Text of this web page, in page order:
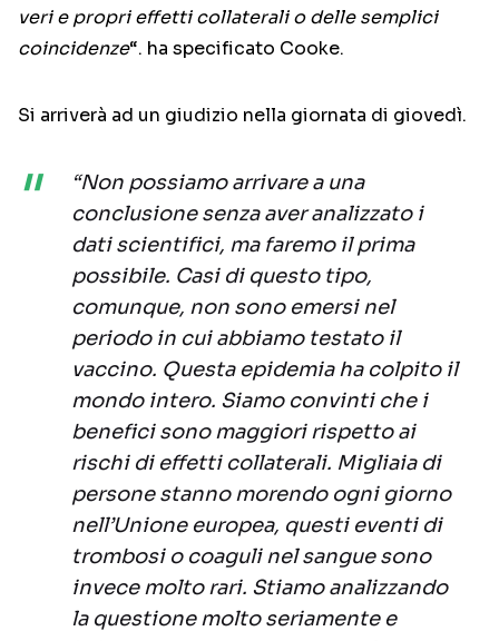
veri e propri effetti collaterali o delle semplici
coincidenze“. ha specificato Cooke.
Si arriverà ad un giudizio nella giornata di giovedì.
“Non possiamo arrivare a una
conclusione senza aver analizzato i
dati scientifici, ma faremo il prima
possibile. Casi di questo tipo,
comunque, non sono emersi nel
periodo in cui abbiamo testato il
vaccino. Questa epidemia ha colpito il
mondo intero. Siamo convinti che i
benefici sono maggiori rispetto ai
rischi di effetti collaterali. Migliaia di
persone stanno morendo ogni giorno
nell’Unione europea, questi eventi di
trombosi o coaguli nel sangue sono
invece molto rari. Stiamo analizzando
la questione molto seriamente e